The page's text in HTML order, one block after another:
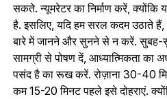
सकते. न्यूमरेटर का निर्माण करें, क्योंकि
है. इसलिए, यदि हम सरल कदम उठाते
बारे में जानने और सुनने से न करें. सुबह-
सामग्री से पोषण दें, आध्यात्मिकता का
पसंद है का रूख करें. रोज़ाना 30-40
कम 15-20 मिनट पहले इसे दोहराएं.